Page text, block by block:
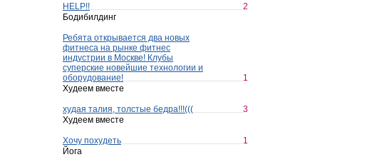
HELP!!
2
Бодибилдинг
Ребята открывается два новых
фитнеса на рынке фитнес
индустрии в Москве! Клубы
суперские новейшие технологии и
оборудование!
1
Худеем вместе
худая талия, толстые бедра!!!(((
3
Худеем вместе
Хочу похудеть
1
Йога